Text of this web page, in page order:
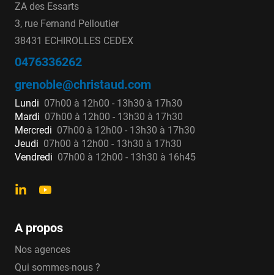
ZA des Essarts
3, rue Fernand Pelloutier
38431 ECHIROLLES CEDEX
0476336262
grenoble@christaud.com
Lundi 07h00 à 12h00 - 13h30 à 17h30
Mardi 07h00 à 12h00 - 13h30 à 17h30
Mercredi 07h00 à 12h00 - 13h30 à 17h30
Jeudi 07h00 à 12h00 - 13h30 à 17h30
Vendredi 07h00 à 12h00 - 13h30 à 16h45
A propos
Nos agences
Qui sommes-nous ?